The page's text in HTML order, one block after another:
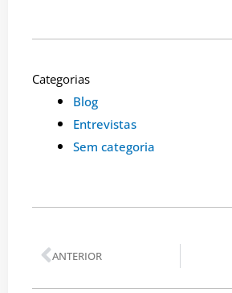
Categorias
Blog
Entrevistas
Sem categoria
Anterior
ANTERIOR